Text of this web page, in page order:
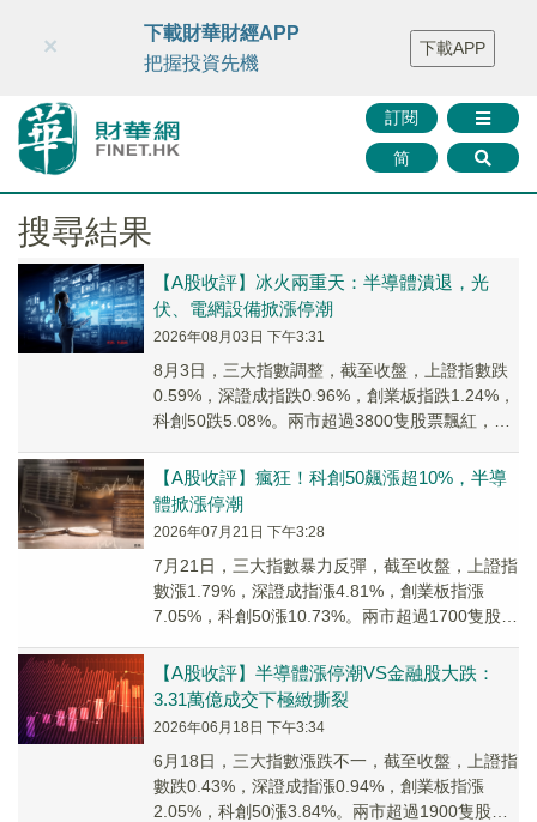
財華智庫網 FINTV FINMETA 財華證券 媒體矩陣
智庫沙龍
聯絡我們
訂閱
简
×
下載財華財經APP
把握投資先機
下載APP
搜尋結果
【A股收評】冰火兩重天：半導體潰退，光
伏、電網設備掀漲停潮
2026年08月03日 下午3:31
8月3日，三大指數調整，截至收盤，上證指數跌
0.59%，深證成指跌0.96%，創業板指跌1.24%，
科創50跌5.08%。兩市超過3800隻股票飄紅，兩
【A股收評】瘋狂！科創50飆漲超10%，半導
體掀漲停潮
2026年07月21日 下午3:28
7月21日，三大指數暴力反彈，截至收盤，上證指
數漲1.79%，深證成指漲4.81%，創業板指漲
7.05%，科創50漲10.73%。兩市超過1700隻股票
【A股收評】半導體漲停潮VS金融股大跌：
3.31萬億成交下極緻撕裂
2026年06月18日 下午3:34
6月18日，三大指數漲跌不一，截至收盤，上證指
數跌0.43%，深證成指漲0.94%，創業板指漲
2.05%，科創50漲3.84%。兩市超過1900隻股票